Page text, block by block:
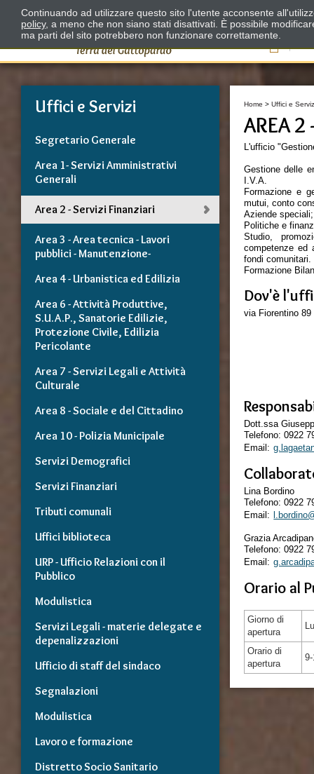
Il
Uffici e Servizi
Segretario Generale
Area 1- Servizi Amministrativi
Generali
Area 2 - Servizi Finanziari
Area 3 - Area tecnica - Lavori
pubblici - Manutenzione-
Area 4 - Urbanistica ed Edilizia
Area 6 - Attività Produttive,
S.U.A.P., Sanatorie Edilizie,
Protezione Civile, Edilizia
Pericolante
Area 7 - Servizi Legali e Attività
Culturale
Area 8 - Sociale e del Cittadino
Area 10 - Polizia Municipale
Servizi Demografici
Servizi Finanziari
Tributi comunali
Uffici biblioteca
URP - Ufficio Relazioni con il
Pubblico
Modulistica
Servizi Legali - materie delegate e
depenalizzazioni
Ufficio di staff del sindaco
Segnalazioni
Modulistica
Lavoro e formazione
Distretto Socio Sanitario
Home >Uffici e
AREA 2
L'ufficio
Gestione delle
I.V.A.
Formazione e
mutui, conto
Aziende
Politiche e
Studio,
competenze ed
fondi comunitari.
Formazione
Dov'è
via Fiorentino
Dott.ssa
Telefono: 0922
Email:
Lina Bordino
Telefono: 0922
Email:
Grazia
Telefono: 0922
Email:
Orario al
Giorno di
apertura
Orario di
apertura
Continuando ad utilizzare questo sito l'utente acconsente
policy, a meno che non siano stati disattivati. È possibile
ma parti del sito potrebbero non funzionare correttamente.